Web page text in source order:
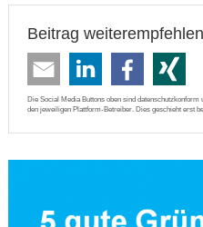
Beitrag weiterempfehlen
Die Social Media Buttons oben sind
den jeweiligen Plattform-Betreiber. Dies geschieht erst